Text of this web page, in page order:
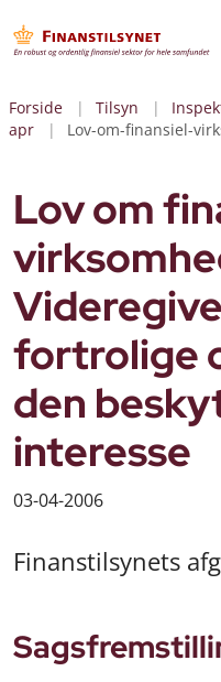
Forside Tilsyn
apr
Lov-om-finansiel-
Lov om
fortrolige
den
interesse
03-04-2006
Finanstilsynets